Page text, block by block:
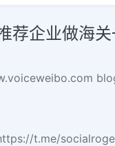
荐企业做海
t.me/